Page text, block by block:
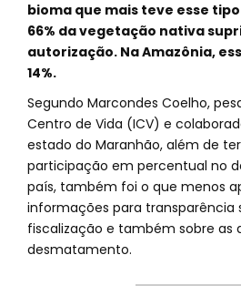
bioma que mais teve esse
66% da vegetação nativa
autorização. Na Amazônia,
14%.
Segundo Marcondes Coelho,
Centro de Vida (ICV) e
estado do Maranhão, além de
participação em percentual no
país, também foi o que menos
informações para transparência
fiscalização e também sobre as
desmatamento.